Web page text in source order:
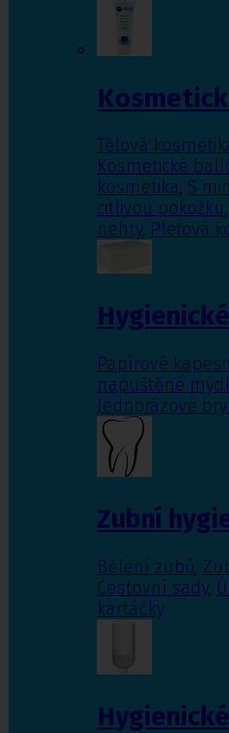
Tělová
Kosmetické
kosmetika, S
citlivou pokožku,
nehty, Pleťová
Papírové
napuštěné
Jednorázové
Zubní
Bělení zubů,
Cestovní sady,
kartáčky